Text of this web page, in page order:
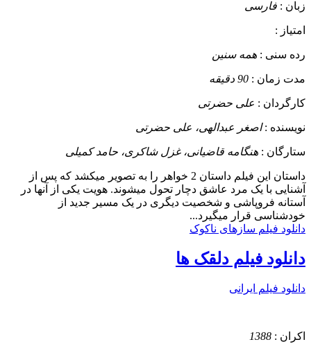
زبان : فارسی
امتیاز :
رده سنی : همه سنین
مدت زمان : 90 دقیقه
کارگردان : علی حضرتی
نویسنده :اصغر عبدالهی، علی حضرتی
ستارگان : هنگامه قاضیانی، غزل شاکری، حامد کمیلی
داستان
این فیلم داستان 2 خواهر را به تصویر میکشد که پس از
آشنایی با یک مرد عاشق دچار تحول میشوند. هویت یکی از آنها در
آستانه فروپاشی و شخصیت دیگری در یک مسیر جدید از
خودشناسی قرار میگیرد...
دانلود فیلم سازهای ناکوک
دانلود فیلم دلقک ها
دانلود فیلم ایرانی
اکران : 1388